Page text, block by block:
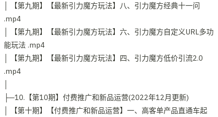
│ 【第九期】【最新引力魔方玩法】八、引力魔方经典十一问
.mp4
│ 【第九期】【最新引力魔方玩法】六、引力魔方自定义URL多功
能玩法 .mp4
│ 【第九期】【最新引力魔方玩法】四、引力魔方低价引流2.0
.mp4
├─10.【第10期】付费推广和新品运营(2022年12月更新)
│ 【第十期】【付费推广和新品运营】一、高客单产品直通车起